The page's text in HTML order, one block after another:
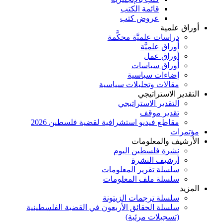
قائمة الكتب
عروض كتب
أوراق علمية
دراسات علميَّة محكَّمة
أوراق علميَّة
أوراق عمل
أوراق سياسات
إضاءات سياسية
مقالات وتحليلات سياسية
التقدير الاستراتيجي
التقدير الاستراتيجي
تقدير موقف
مقاطع فيديو استشرافية لقضية فلسطين 2026
مؤتمرات
الأرشيف والمعلومات
نشرة فلسطين اليوم
أرشيف النشرة
سلسلة تقرير المعلومات
سلسلة ملف المعلومات
المزيد
سلسلة ترجمات الزيتونة
سلسلة الحقائق الأربعون في القضية الفلسطينية
(تسجيلات مرئية)